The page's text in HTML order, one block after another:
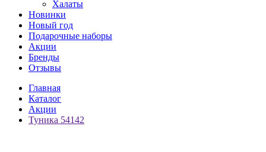
Халаты
Новинки
Новый год
Подарочные наборы
Акции
Бренды
Отзывы
Главная
Каталог
Акции
Туника 54142